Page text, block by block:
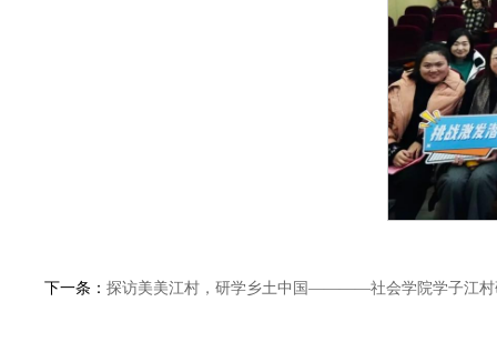
下一条： 探访美美江村，研学乡土中国————社会学院学子江村